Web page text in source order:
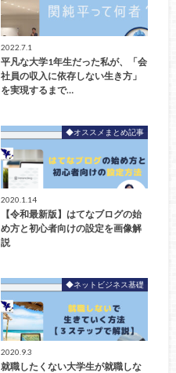
2022.7.1
平凡な大学1年生だった私が、「会
社員の収入に依存しない生き方」
を実現するまで…
◆オススメまとめ記事
2020.1.14
【令和最新版】はてなブログの始
め方と初心者向けの設定を画像解
説
◆ネットビジネス基礎
2020.9.3
就職したくない大学生が就職しな